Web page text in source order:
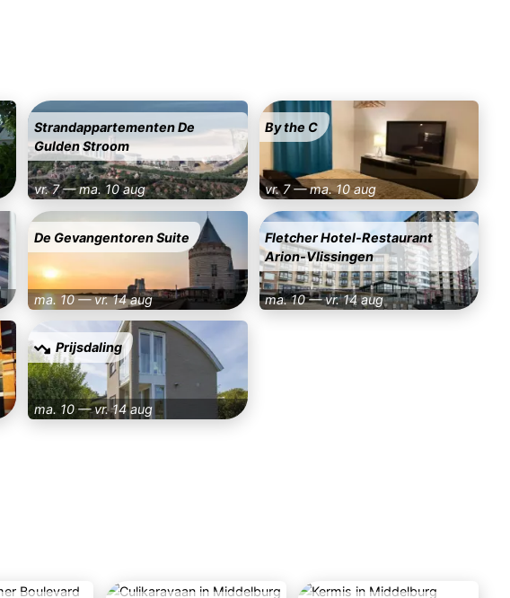
Strandappartementen De
Gulden Stroom
vr. 7 — ma. 10 aug
By the C
vr. 7 — ma. 10 aug
De Gevangentoren Suite
ma. 10 — vr. 14 aug
Fletcher Hotel-Restaurant
Arion-Vlissingen
ma. 10 — vr. 14 aug
Prijsdaling
ma. 10 — vr. 14 aug